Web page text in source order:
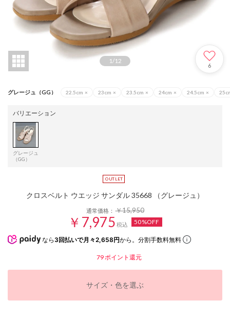
1 /12
6
グレージュ（GG） 22.5cm × 23cm × 23.5cm × 24cm × 24.5cm ×
バリエーション
グレージュ
（GG）
クロスベルト ウエッジ サンダル 35668 （グレージュ）
通常価格：￥15,950
￥7,975 税込 50%OFF
なら 3回払いで月々2,658円から。分割手数料無料
79ポイント還元
サイズ・色を選ぶ